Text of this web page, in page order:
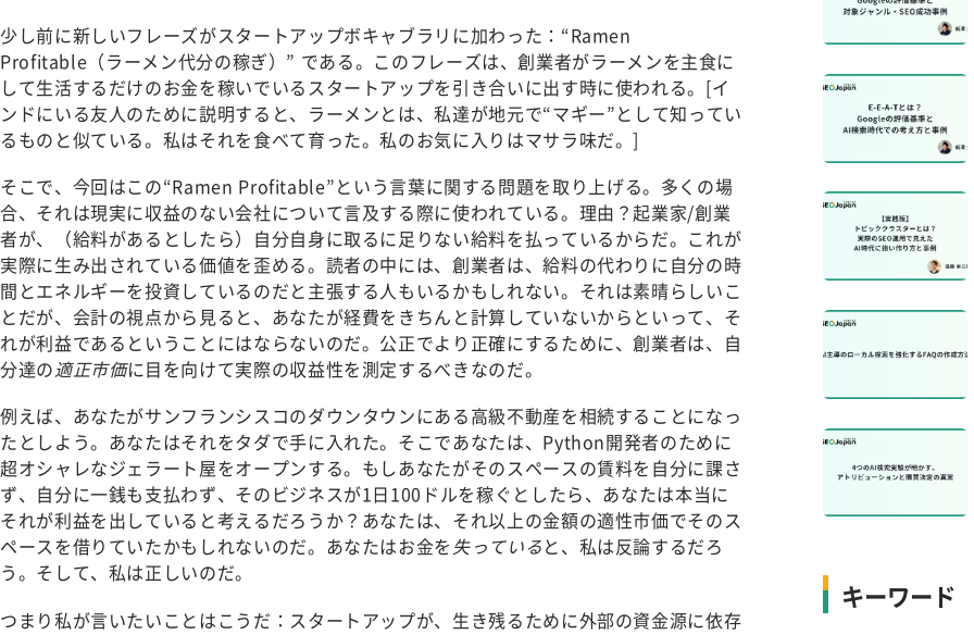
少し前に新しいフレーズがスタートアップボキャブラリに加わった：“Ramen
Profitable（ラーメン代分の稼ぎ）” である。このフレーズは、創業者がラーメンを主食に
して生活するだけのお金を稼いでいるスタートアップを引き合いに出す時に使われる。[イ
ンドにいる友人のために説明すると、ラーメンとは、私達が地元で“マギー”として知ってい
るものと似ている。私はそれを食べて育った。私のお気に入りはマサラ味だ。]
そこで、今回はこの“Ramen Profitable”という言葉に関する問題を取り上げる。多くの場
合、それは現実に収益のない会社について言及する際に使われている。理由？起業家/創業
者が、（給料があるとしたら）自分自身に取るに足りない給料を払っているからだ。これが
実際に生み出されている価値を歪める。読者の中には、創業者は、給料の代わりに自分の時
間とエネルギーを投資しているのだと主張する人もいるかもしれない。それは素晴らしいこ
とだが、会計の視点から見ると、あなたが経費をきちんと計算していないからといって、そ
れが利益であるということにはならないのだ。公正でより正確にするために、創業者は、自
分達の適正市価に目を向けて実際の収益性を測定するべきなのだ。
例えば、あなたがサンフランシスコのダウンタウンにある高級不動産を相続することになっ
たとしよう。あなたはそれをタダで手に入れた。そこであなたは、Python開発者のために
超オシャレなジェラート屋をオープンする。もしあなたがそのスペースの賃料を自分に課さ
ず、自分に一銭も支払わず、そのビジネスが1日100ドルを稼ぐとしたら、あなたは本当に
それが利益を出していると考えるだろうか？あなたは、それ以上の金額の適性市価でそのス
ペースを借りていたかもしれないのだ。あなたはお金を失っていると、私は反論するだろ
う。そして、私は正しいのだ。
つまり私が言いたいことはこうだ：スタートアップが、生き残るために外部の資金源に依存
キーワード